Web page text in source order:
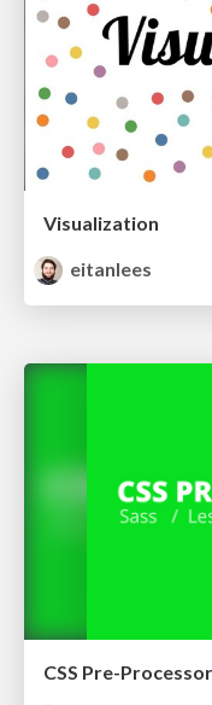
Visualization
eitanlees
CSS Pre-